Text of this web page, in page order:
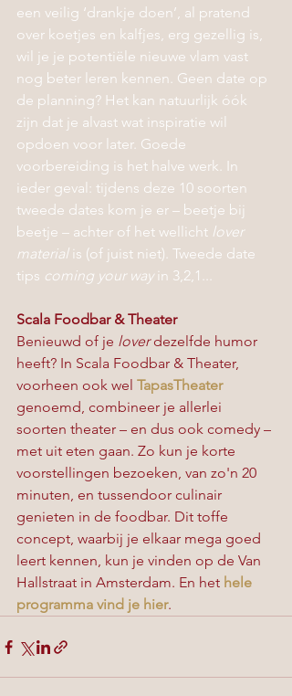
een veilig ‘drankje doen’, al pratend
over koetjes en kalfjes, erg gezellig is,
wil je je potentiële nieuwe vlam vast
nog beter leren kennen. Geen date op
de planning? Het kan natuurlijk óók
zijn dat je alvast wat inspiratie wil
opdoen voor later. Goede
voorbereiding is het halve werk. In
ieder geval: tijdens deze 10 soorten
tweede dates kom je er – beetje bij
beetje – achter of het wellicht lover
material is (of juist niet). Tweede date
tips coming your way in 3,2,1...
Scala Foodbar & Theater
Benieuwd of je lover dezelfde humor
heeft? In Scala Foodbar & Theater,
voorheen ook wel TapasTheater
genoemd, combineer je allerlei
soorten theater – en dus ook comedy –
met uit eten gaan. Zo kun je korte
voorstellingen bezoeken, van zo'n 20
minuten, en tussendoor culinair
genieten in de foodbar. Dit toffe
concept, waarbij je elkaar mega goed
leert kennen, kun je vinden op de Van
Hallstraat in Amsterdam. En het hele
programma vind je hier.